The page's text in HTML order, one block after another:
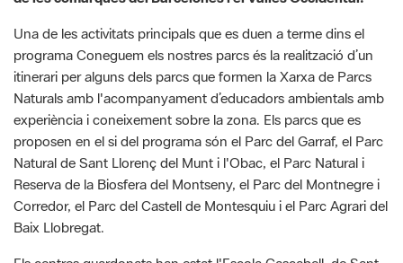
itinerari per alguns dels parcs que formen la Xarxa de Parcs
Naturals amb l'acompanyament d’educadors ambientals amb
experiència i coneixement sobre la zona. Els parcs que es
proposen en el si del programa són el Parc del Garraf, el Parc
Natural de Sant Llorenç del Munt i l'Obac, el Parc Natural i
Reserva de la Biosfera del Montseny, el Parc del Montnegre i
Corredor, el Parc del Castell de Montesquiu i el Parc Agrari del
Baix Llobregat.
Els centres guardonats han estat l'Escola Cascabell, de Sant
Adrià del Besòs, i l’Escola Roser Capdevila, de Polinyà. Els
treballs de totes dues escoles il·lustraven, en forma d'auca, els